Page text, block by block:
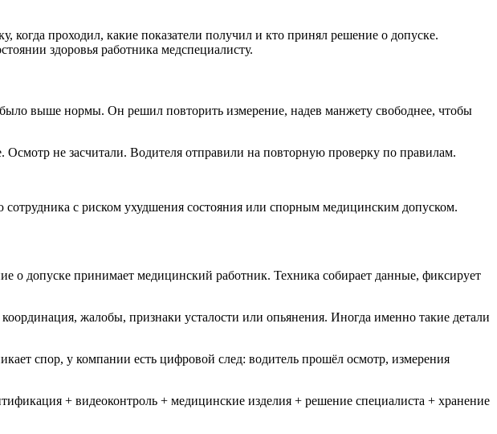
когда проходил, какие показатели получил и кто принял решение о допуске.
здоровья работника медспециалисту.
выше нормы. Он решил повторить измерение, надев манжету свободнее, чтобы
не засчитали. Водителя отправили на повторную проверку по правилам.
с риском ухудшения состояния или спорным медицинским допуском.
о допуске принимает медицинский работник. Техника собирает данные, фиксирует
жалобы, признаки усталости или опьянения. Иногда именно такие детали
спор, у компании есть цифровой след: водитель прошёл осмотр, измерения
+ видеоконтроль + медицинские изделия + решение специалиста + хранение